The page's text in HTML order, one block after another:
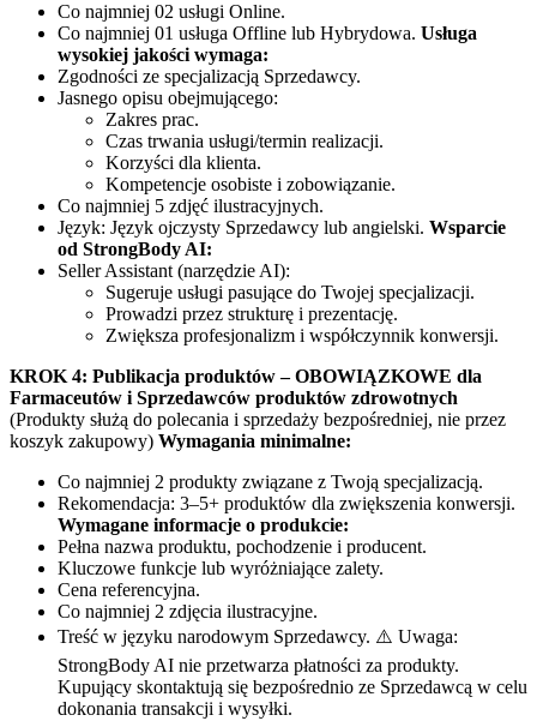
Co najmniej 02 usługi Online.
Co najmniej 01 usługa Offline lub Hybrydowa. Usługa
wysokiej jakości wymaga:
Zgodności ze specjalizacją Sprzedawcy.
Jasnego opisu obejmującego:
Zakres prac.
Czas trwania usługi/termin realizacji.
Korzyści dla klienta.
Kompetencje osobiste i zobowiązanie.
Co najmniej 5 zdjęć ilustracyjnych.
Język: Język ojczysty Sprzedawcy lub angielski. Wsparcie
od StrongBody AI:
Seller Assistant (narzędzie AI):
Sugeruje usługi pasujące do Twojej specjalizacji.
Prowadzi przez strukturę i prezentację.
Zwiększa profesjonalizm i współczynnik konwersji.
KROK 4: Publikacja produktów – OBOWIĄZKOWE dla
Farmaceutów i Sprzedawców produktów zdrowotnych
(Produkty służą do polecania i sprzedaży bezpośredniej, nie przez
koszyk zakupowy) Wymagania minimalne:
Co najmniej 2 produkty związane z Twoją specjalizacją.
Rekomendacja: 3–5+ produktów dla zwiększenia konwersji.
Wymagane informacje o produkcie:
Pełna nazwa produktu, pochodzenie i producent.
Kluczowe funkcje lub wyróżniające zalety.
Cena referencyjna.
Co najmniej 2 zdjęcia ilustracyjne.
Treść w języku narodowym Sprzedawcy. ⚠️ Uwaga:
StrongBody AI nie przetwarza płatności za produkty.
Kupujący skontaktują się bezpośrednio ze Sprzedawcą w celu
dokonania transakcji i wysyłki.